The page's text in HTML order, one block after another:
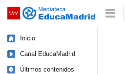
Saltar navegación
Inicio
Canal EducaMadrid
Últimos contenidos